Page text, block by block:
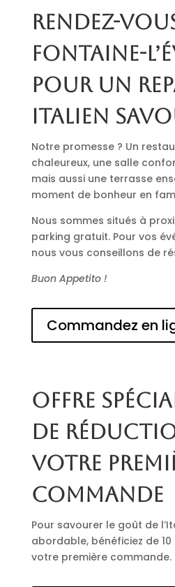
Rendez-
Fontaine-
pour un
italien
Notre promesse ? Un
chaleureux, une salle
mais aussi une terrasse
moment de bonheur en
Nous sommes situés à
parking gratuit. Pour vos
nous vous conseillons de
Buon Appetito !
Commandez en
Offre
de
votre
commande
Pour savourer le goût de
abordable, bénéficiez de
votre première commande.